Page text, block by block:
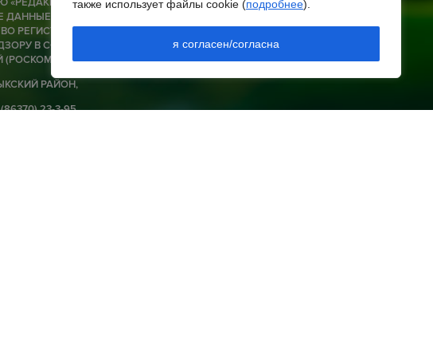
также использует файлы cookie (подробнее).
я согласен/согласна
Осторожно! Падение
кирпичей
06 августа 2026 18:30
ДАННЫЕ ДЛЯ
РЕГИСТРАЦИИ СМИ — РЕГ.
В СФЕРЕ СВЯЗИ,
РАЙОН,
23-3-95